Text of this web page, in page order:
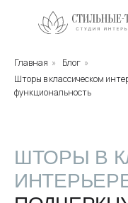
Главная » Блог »
Шторы в классическом
функциональность
ШТОРЫ В